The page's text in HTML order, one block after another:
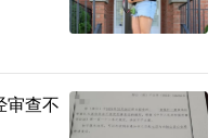
审查不